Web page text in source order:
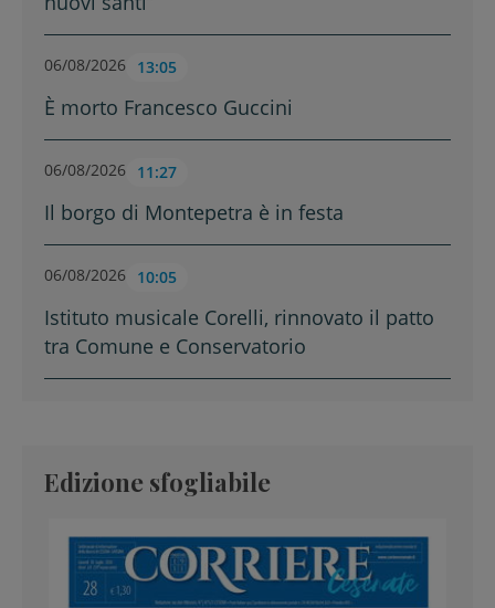
06/08/2026 13:05
È morto Francesco Guccini
06/08/2026 11:27
Il borgo di Montepetra è in festa
06/08/2026 10:05
Istituto musicale Corelli, rinnovato il patto
tra Comune e Conservatorio
Edizione sfogliabile